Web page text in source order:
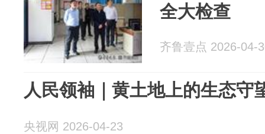
全大检查
齐鲁壹点 2026-04-
人民领袖｜黄土地上的生态守
央视网 2026-04-23